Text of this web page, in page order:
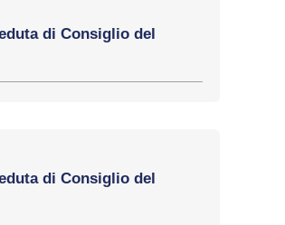
di Consiglio del
di Consiglio del